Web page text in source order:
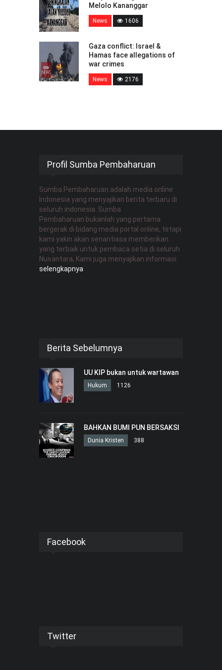
Melolo Kananggar
News 1606
Gaza conflict: Israel &
Hamas face allegations of
war crimes
News 2176
Profil Sumba Pembaharuan
Sumba Pembaharuan adalah media online
Indonesia yang menyajikan berita terbaru di
seluruh indonesia. Sumba
Pembaharuan bukanlah yang pertama
bergerak di bidang media portal online, tetapi
kami yakin akan senantiasa memberikan
yang terbaik untuk pembaca setia di seluruh
Nusantara, Kami juga menyajikan informasi
selengkapnya
Berita Sebelumnya
UU KIP bukan untuk wartawan
Hukum 1126
BAHKAN BUMI PUN BERSAKSI
Dunia Kristen 388
Facebook
Twitter